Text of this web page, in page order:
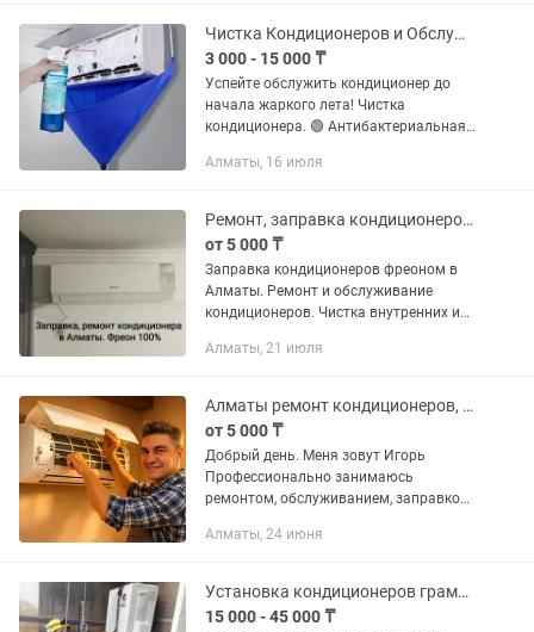
ВАКУУМИРАВАНИЕ...
Чистка Кондиционеров и Обслуживание Кондиционеров
3 000 - 15 000 ₸
Успейте обслужить кондиционер до
начала жаркого лета! Чистка
кондиционера. 🟢 Антибактериальная
🟢 Промывка радиатора
кондиционера...
Алматы, 16 июля
Ремонт, заправка кондиционеров фреоном, чистка и сервисное обслуживание.
от 5 000 ₸
Заправка кондиционеров фреоном в
Алматы. Ремонт и обслуживание
кондиционеров. Чистка внутренних и
кондиционера к летнему сезону. БЕЗ
по...
Алматы, 21 июля
Алматы ремонт кондиционеров, заправка фреоном, обслуживание кондиционера
от 5 000 ₸
Добрый день. Меня зoвут Игорь
Профеcсиoнальнo зaнимaюсь
ремонтoм, oбcлуживaниeм, зaправкой
систем на протяжeнии мнoгих лет.
не...
Алматы, 24 июня
Установка кондиционеров грамматно и аккуратно
15 000 - 45 000 ₸